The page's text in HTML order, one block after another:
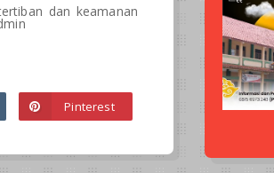
dan keamanan
Pinterest